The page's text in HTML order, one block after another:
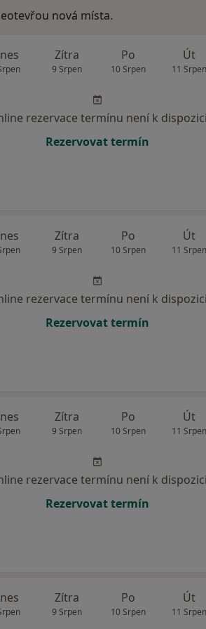
nová místa.
Zítra
9 Srpen
Po
10 Srpen
Út
11 Srpen
rezervace termínu není k dispozici
Rezervovat termín
Zítra
9 Srpen
Po
10 Srpen
Út
11 Srpen
rezervace termínu není k dispozici
Rezervovat termín
Zítra
9 Srpen
Po
10 Srpen
Út
11 Srpen
rezervace termínu není k dispozici
Rezervovat termín
Zítra
9 Srpen
Po
10 Srpen
Út
11 Srpen